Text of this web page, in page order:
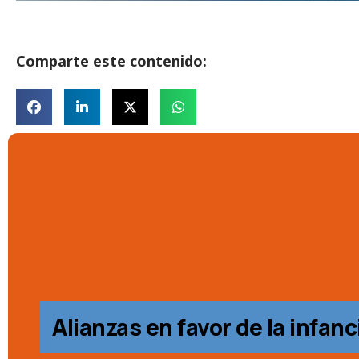
Comparte este contenido:
Alianzas en favor de la